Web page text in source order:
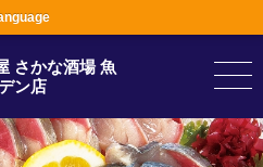
さかな酒場 魚
ン店